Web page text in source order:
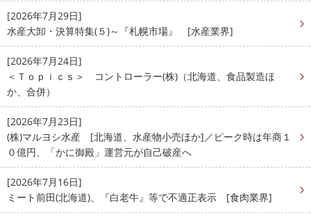
[2026年7月29日]
水産大卸・決算特集(５)～『札幌市場』 [水産業界]
[2026年7月24日]
＜Ｔｏｐｉｃｓ＞ コントローラー(株)（北海道、食品製造ほ
か、合併）
[2026年7月23日]
(株)マルヨシ水産 [北海道、水産物小売ほか]／ピーク時は年商１
０億円、「かに御殿」運営元が自己破産へ
[2026年7月16日]
ミート前田(北海道)、『白老牛』等で不適正表示 [食肉業界]